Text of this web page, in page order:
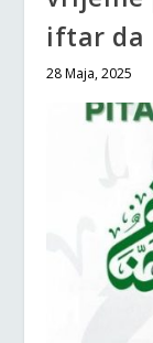
iftar da
28 Maja, 2025